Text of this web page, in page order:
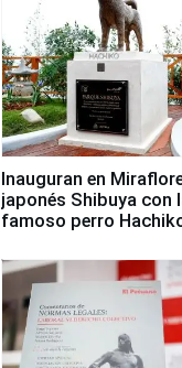
Inauguran en
japonés Shibuya con
famoso perro